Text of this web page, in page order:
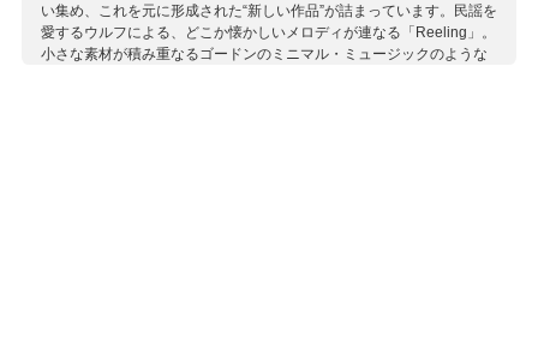
い集め、これを元に形成された“新しい作品”が詰まっています。民謡を
愛するウルフによる、どこか懐かしいメロディが連なる「Reeling」。
小さな素材が積み重なるゴードンのミニマル・ミュージックのような